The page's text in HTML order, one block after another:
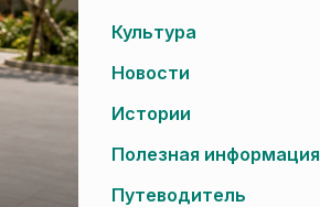
Культура
Новости
Истории
Полезная информация
Путеводитель